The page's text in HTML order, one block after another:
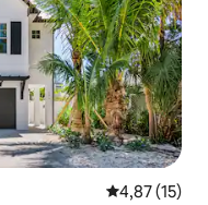
Nilai rata-
4,87 (15)